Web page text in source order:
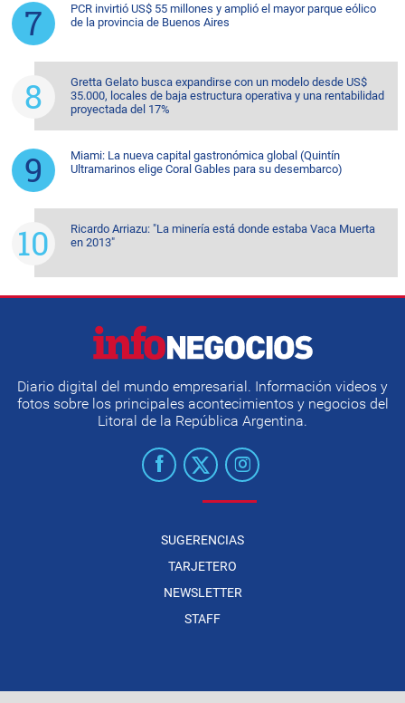
PCR invirtió US$ 55 millones y amplió el mayor parque eólico
de la provincia de Buenos Aires
Gretta Gelato busca expandirse con un modelo desde US$
35.000, locales de baja estructura operativa y una rentabilidad
proyectada del 17%
Miami: La nueva capital gastronómica global (Quintín
Ultramarinos elige Coral Gables para su desembarco)
Ricardo Arriazu: "La minería está donde estaba Vaca Muerta
en 2013"
Diario digital del mundo empresarial. Información videos y
fotos sobre los principales acontecimientos y negocios del
Litoral de la República Argentina.
SUGERENCIAS
TARJETERO
NEWSLETTER
STAFF